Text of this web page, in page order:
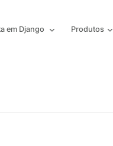
em Django Produtos